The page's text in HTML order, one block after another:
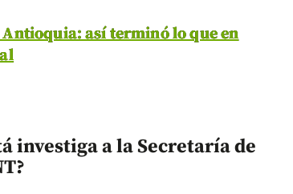
así terminó lo que en
investiga a la Secretaría de